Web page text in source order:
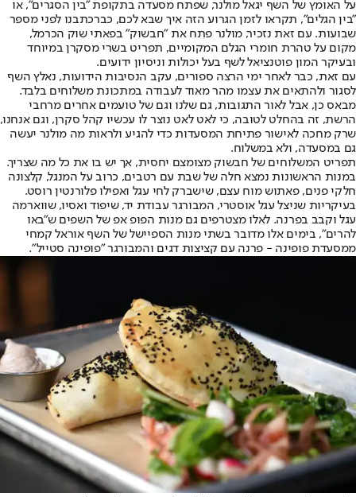
על האומץ של השף יגאל מולנר, שפתח מסעדה בתקופת "בין הסגרים", או
"בין הגלים", תקראו לזמן הגרוע הזה איך שבא לכם, כברכתבנו לפני מספר
שבועות. עם זאת נזכיר, מולנר פתח את "חבשוק" בפאתי שוק הכרמל,
מקום על טהרת חומרי הגלם המקומיים, תפריט בשרי מסקרן במיוחד
ובעיקר המון פוטנציאל לשף בעל יכולות וניסיון ידועים.
עם זאת, כבר לאחר ימי הרצה ספורים, עקב הנסיבות הידועות, נאלץ השף
לסגור ולהתאים את עצמו מהר מאוד לעבודה במתכונת משלוחים בלבד.
מבאס כן, אבל לאור התגובות, גם שלנו וגם של טועמים אחרים מרחבי
הרשת, זה בהחלט לטובה, כי לאט לאט נוצר לו עכשיו קהל סקרן, וגם אנחנו,
שרק מחכה לאישור פתיחת המסעדות כדי להגיע ולראות מה מולנר יעשה
גם במסעדה, ולא במשלוח.
תפריט המשלוחים של חבשוק מצומצם יחסית, אך יש בו את כל מה שצריך.
במנות הראשונות נמצא חלה של שבת עם רטבים, כרוב על המנגל, קלצונה
חלקי פנים, פאתוש מוח עצם, שישברק לחי עגל ואפילו פלורנטין רוסט.
בעיקריות שניצל עגל אוסטרי, המבורגר עבודת יד, שיפוד ואסיו, שווארמה
עגל וקבב בפרנה. לאלו מצטרפים גם מנות הפופ אפ של השפים ש"באו
להרים", בימים אלו מדובר בשתי מנות הספיישל של השף אוראל קמחי
ממסעדת פופינה - פרנה עם קציצות דגים והמבורגר "פופינה סטייל".